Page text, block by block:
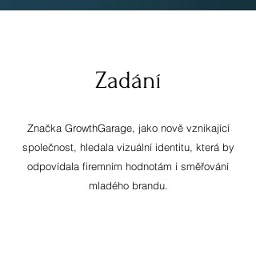
Zadání
Značka GrowthGarage, jako nově vznikající
společnost, hledala vizuální identitu, která by
odpovídala firemním hodnotám i směřování
mladého brandu.